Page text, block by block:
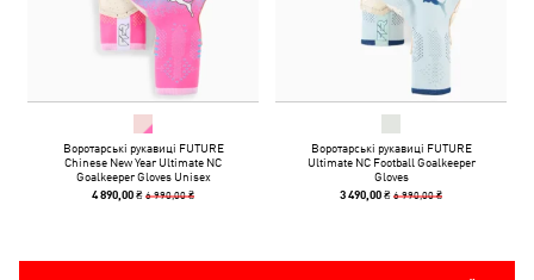
Воротарські рукавиці FUTURE
Chinese New Year Ultimate NC
Goalkeeper Gloves Unisex
4 890,00 ₴6 990,00 ₴
Воротарські рукавиці FUTURE
Ultimate NC Football Goalkeeper
Gloves
3 490,00 ₴6 990,00 ₴